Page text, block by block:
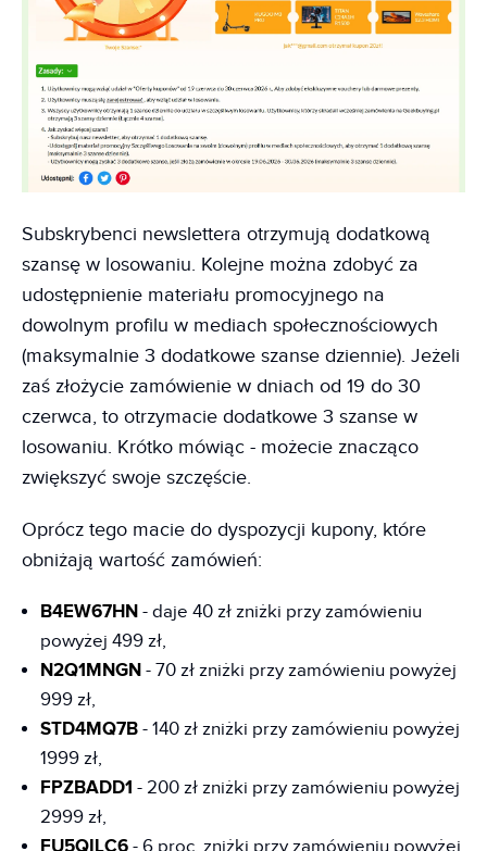
Subskrybenci newslettera otrzymują dodatkową
szansę w losowaniu. Kolejne można zdobyć za
udostępnienie materiału promocyjnego na
dowolnym profilu w mediach społecznościowych
(maksymalnie 3 dodatkowe szanse dziennie). Jeżeli
zaś złożycie zamówienie w dniach od 19 do 30
czerwca, to otrzymacie dodatkowe 3 szanse w
losowaniu. Krótko mówiąc - możecie znacząco
zwiększyć swoje szczęście.
Oprócz tego macie do dyspozycji kupony, które
obniżają wartość zamówień:
B4EW67HN - daje 40 zł zniżki przy zamówieniu
powyżej 499 zł,
N2Q1MNGN - 70 zł zniżki przy zamówieniu powyżej
999 zł,
STD4MQ7B - 140 zł zniżki przy zamówieniu powyżej
1999 zł,
FPZBADD1 - 200 zł zniżki przy zamówieniu powyżej
2999 zł,